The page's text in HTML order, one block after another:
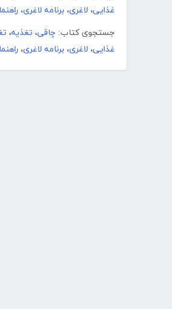
غذایی، لاغری، برنامه لاغری،
جستجوی کتاب: چاقی، تغذیه،
غذایی، لاغری، برنامه لاغری،